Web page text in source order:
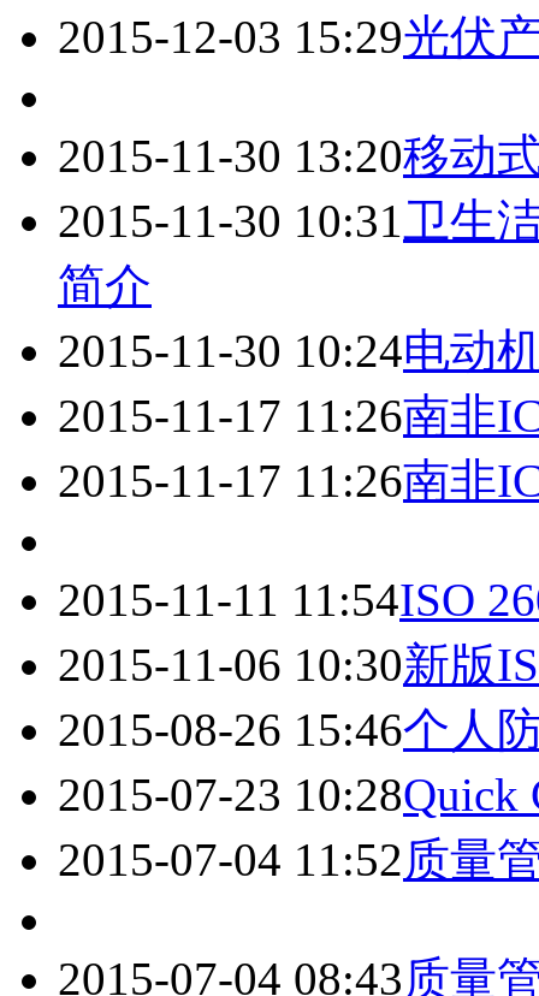
2015-12-03 15:29光伏
2015-11-30 13:20移动
2015-11-30 10:31卫生
简介
2015-11-30 10:24电动
2015-11-17 11:26南非
2015-11-17 11:26南非
2015-11-11 11:54ISO
2015-11-06 10:30新版
2015-08-26 15:46个人
2015-07-23 10:28Quick
2015-07-04 11:52质量
2015-07-04 08:43质量